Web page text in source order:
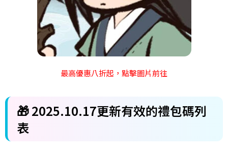
最高優惠八折起，點擊圖片前往
🎁 2025.10.17更新有效的禮包碼列
表